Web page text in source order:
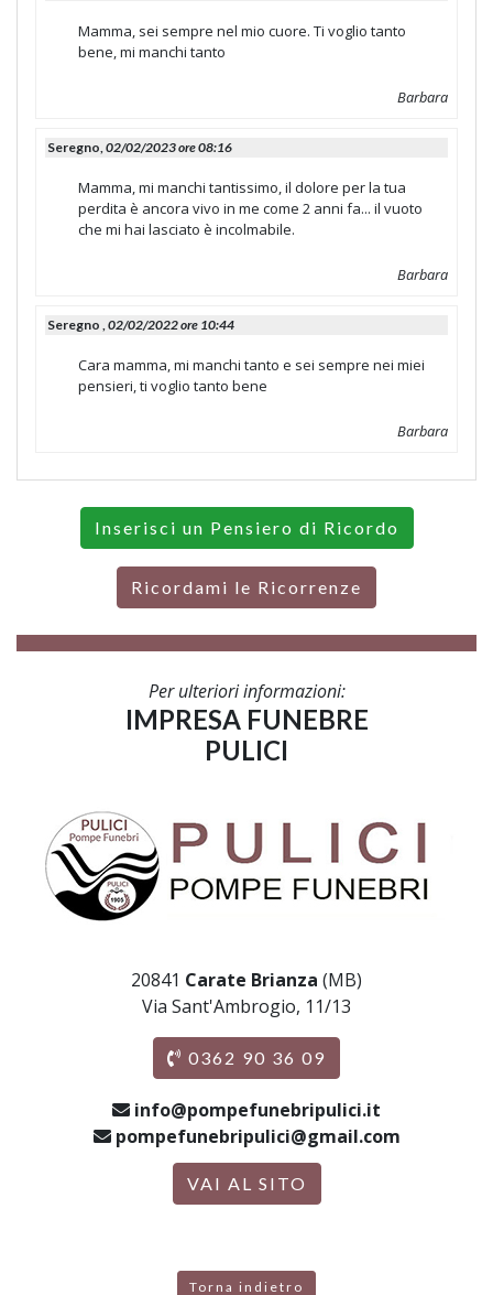
Mamma, sei sempre nel mio cuore. Ti voglio tanto
bene, mi manchi tanto
Barbara
Seregno,02/02/2023 ore 08:16
Mamma, mi manchi tantissimo, il dolore per la tua
perdita è ancora vivo in me come 2 anni fa... il vuoto
che mi hai lasciato è incolmabile.
Barbara
Seregno ,02/02/2022 ore 10:44
Cara mamma, mi manchi tanto e sei sempre nei miei
pensieri, ti voglio tanto bene
Barbara
Inserisci un Pensiero di Ricordo
Ricordami le Ricorrenze
Per ulteriori informazioni:
IMPRESA FUNEBRE
PULICI
20841 Carate Brianza (MB)
Via Sant'Ambrogio, 11/13
0362 90 36 09
info@pompefunebripulici.it
pompefunebripulici@gmail.com
VAI AL SITO
Torna indietro